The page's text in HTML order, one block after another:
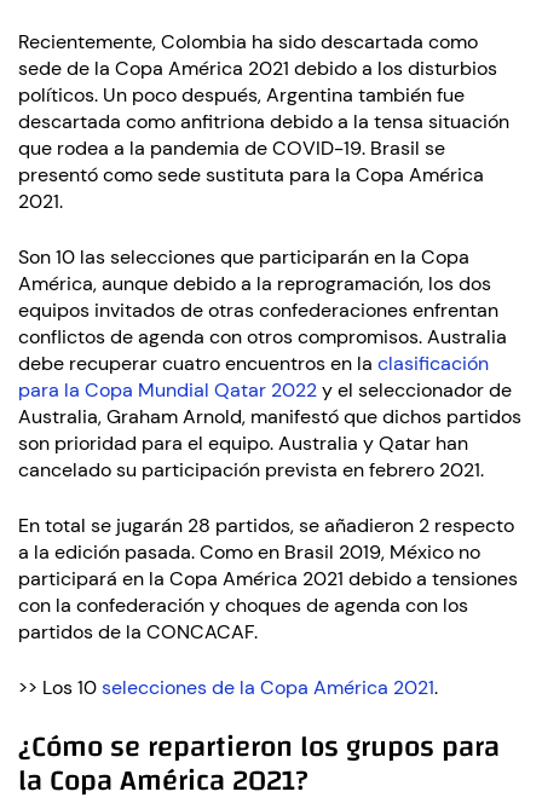
Recientemente, Colombia ha sido descartada como
sede de la Copa América 2021 debido a los disturbios
políticos. Un poco después, Argentina también fue
descartada como anfitriona debido a la tensa situación
que rodea a la pandemia de COVID-19. Brasil se
presentó como sede sustituta para la Copa América
2021.
Son 10 las selecciones que participarán en la Copa
América, aunque debido a la reprogramación, los dos
equipos invitados de otras confederaciones enfrentan
conflictos de agenda con otros compromisos. Australia
debe recuperar cuatro encuentros en la clasificación
para la Copa Mundial Qatar 2022y el seleccionador de
Australia, Graham Arnold, manifestó que dichos partidos
son prioridad para el equipo. Australia y Qatar han
cancelado su participación prevista en febrero 2021.
En total se jugarán 28 partidos, se añadieron 2 respecto
a la edición pasada. Como en Brasil 2019, México no
participará en la Copa América 2021 debido a tensiones
con la confederación y choques de agenda con los
partidos de la CONCACAF.
>> Los 10selecciones de la Copa América 2021.
¿Cómo se repartieron los grupos para
la Copa América 2021?